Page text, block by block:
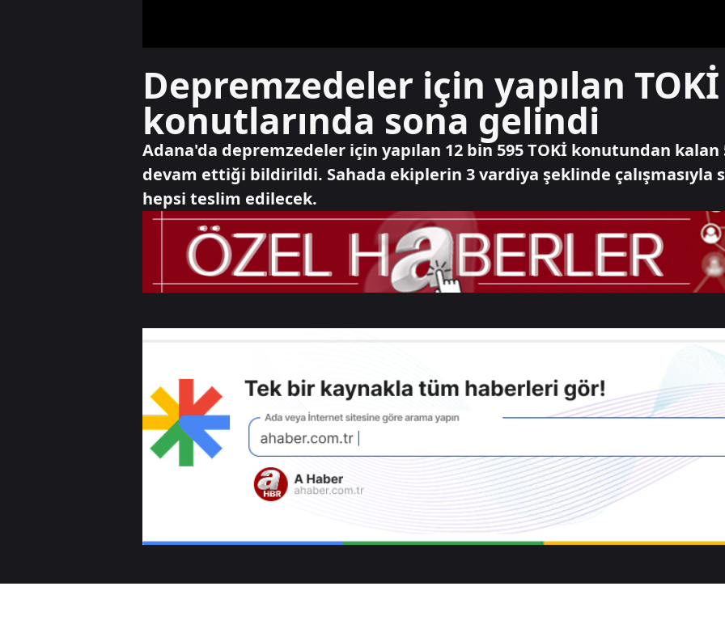
Depremzedeler için yapılan TOKİ
konutlarında sona gelindi
Adana'da depremzedeler için yapılan 12 bin 595 TOKİ konutundan kalan
devam ettiği bildirildi. Sahada ekiplerin 3 vardiya şeklinde çalışmasıyla
hepsi teslim edilecek.